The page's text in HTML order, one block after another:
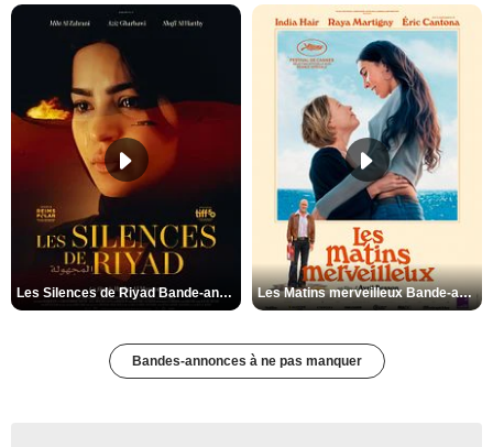
Les Silences de Riyad Bande-annonce VO STFR Les Matins merveilleux Bande-annonce VF
Bandes-annonces à ne pas manquer